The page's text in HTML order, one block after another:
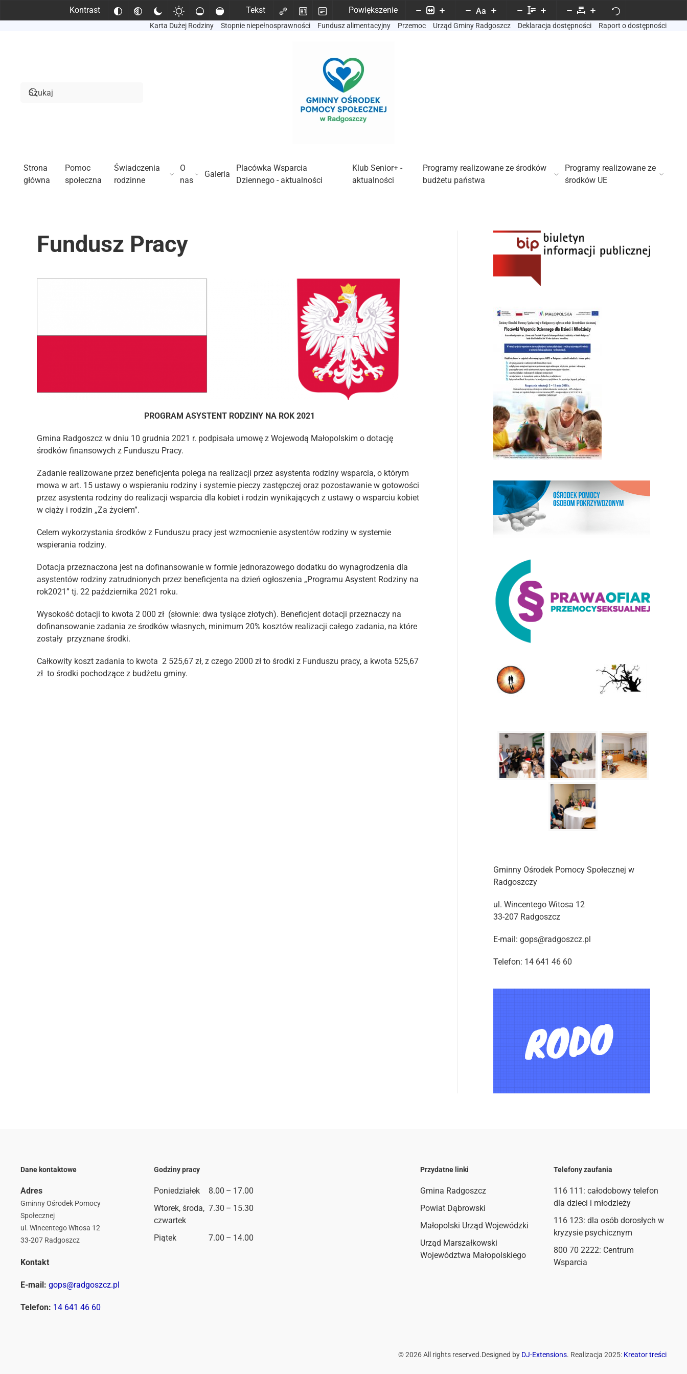
Kontrast Tekst Powiększenie
Aa
Karta Dużej Rodziny Stopnie niepełnosprawności Fundusz alimentacyjny Przemoc Urząd Gminy Radgoszcz Deklaracja dostępności Raport o dostępności
Strona
główna
Pomoc
społeczna
Świadczenia
rodzinne
O
nas
Galeria
Placówka Wsparcia
Dziennego - aktualności
Klub Senior+ -
aktualności
Programy realizowane ze środków
budżetu państwa
Programy realizowane ze
środków UE
Fundusz Pracy
PROGRAM ASYSTENT RODZINY NA ROK 2021
Gmina Radgoszcz w dniu 10 grudnia 2021 r. podpisała umowę z Wojewodą Małopolskim o dotację
środków finansowych z Funduszu Pracy.
Zadanie realizowane przez beneficjenta polega na realizacji przez asystenta rodziny wsparcia, o którym
mowa w art. 15 ustawy o wspieraniu rodziny i systemie pieczy zastępczej oraz pozostawanie w gotowości
przez asystenta rodziny do realizacji wsparcia dla kobiet i rodzin wynikających z ustawy o wsparciu kobiet
w ciąży i rodzin „Za życiem”.
Celem wykorzystania środków z Funduszu pracy jest wzmocnienie asystentów rodziny w systemie
wspierania rodziny.
Dotacja przeznaczona jest na dofinansowanie w formie jednorazowego dodatku do wynagrodzenia dla
asystentów rodziny zatrudnionych przez beneficjenta na dzień ogłoszenia „Programu Asystent Rodziny na
rok2021” tj. 22 października 2021 roku.
Wysokość dotacji to kwota 2 000 zł (słownie: dwa tysiące złotych). Beneficjent dotacji przeznaczy na
dofinansowanie zadania ze środków własnych, minimum 20% kosztów realizacji całego zadania, na które
zostały przyznane środki.
Całkowity koszt zadania to kwota 2 525,67 zł, z czego 2000 zł to środki z Funduszu pracy, a kwota 525,67
zł to środki pochodzące z budżetu gminy.
Gminny Ośrodek Pomocy Społecznej w
Radgoszczy
ul. Wincentego Witosa 12
33-207 Radgoszcz
E-mail: gops@radgoszcz.pl
Telefon: 14 641 46 60
Dane kontaktowe
Adres
Gminny Ośrodek Pomocy
Społecznej
ul. Wincentego Witosa 12
33-207 Radgoszcz
Kontakt
E-mail: gops@radgoszcz.pl
Telefon: 14 641 46 60
Godziny pracy
Poniedziałek
8.00 – 17.00
Wtorek, środa,
czwartek
7.30 – 15.30
Piątek 7.00 – 14.00
Przydatne linki
Gmina Radgoszcz
Powiat Dąbrowski
Małopolski Urząd Wojewódzki
Urząd Marszałkowski
Województwa Małopolskiego
Telefony zaufania
116 111 : całodobowy telefon
dla dzieci i młodzieży
116 123: dla osób dorosłych w
kryzysie psychicznym
800 70 2222: Centrum
Wsparcia
©2026All rights reserved.Designed by DJ-Extensions. Realizacja 2025: Kreator treści